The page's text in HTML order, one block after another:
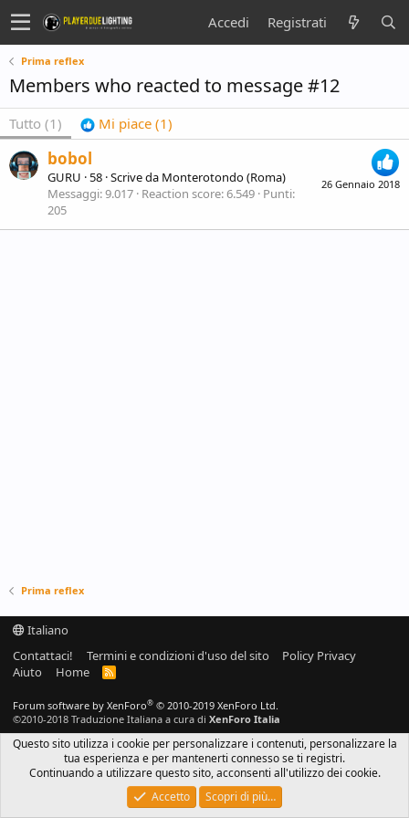
Accedi Registrati
Prima reflex
Members who reacted to message #12
Tutto (1) Mi piace (1)
26 Gennaio 2018
bobol
GURU ·58 ·Scrive da Monterotondo (Roma)
Messaggi 9.017 Reaction score 6.549 Punti
205
Prima reflex
Italiano
Contattaci!
Termini e condizioni d'uso del sito
Policy Privacy
Aiuto
Home
R
Forum software by XenForo® © 2010-2019 XenForo Ltd.
©2010-2018 Traduzione Italiana a cura di XenForo Italia
Questo sito utilizza i cookie per personalizzare i contenuti, personalizzare la
tua esperienza e per mantenerti connesso se ti registri.
Continuando a utilizzare questo sito, acconsenti all'utilizzo dei cookie.
Accetto
Scopri di più…